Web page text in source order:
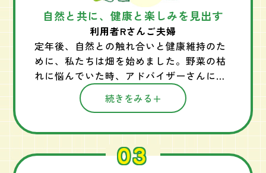
自然と共に、健康と楽しみを見出す
利用者Rさんご夫婦
定年後、自然との触れ合いと健康維持のた
めに、私たちは畑を始めました。野菜の枯
れに悩んでいた時、アドバイザーさんに
「野菜の生命力があるから」と聞き、色々
と試してみたら、立ち上がってくれまし
いうのがいいなと感じました。 今後は自家
製のらっきょう作りやサツマイモの育成を
楽しみながら、シンプルな素材の良さを活
続きをみる
03